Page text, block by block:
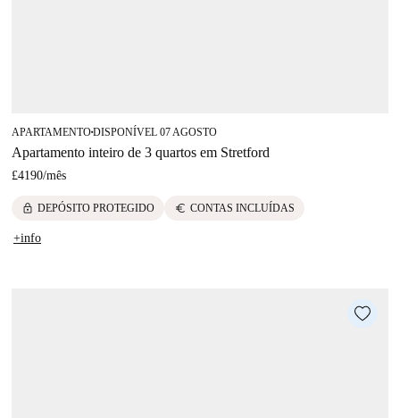
APARTAMENTO■DISPONÍVEL 07 AGOSTO
Apartamento inteiro de 3 quartos em Stretford
£4190/mês
lock DEPÓSITO PROTEGIDO euro CONTAS INCLUÍDAS
+info